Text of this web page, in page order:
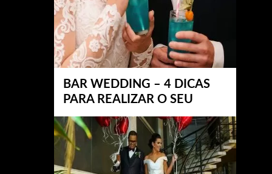
BAR WEDDING – 4 DICAS
PARA REALIZAR O SEU